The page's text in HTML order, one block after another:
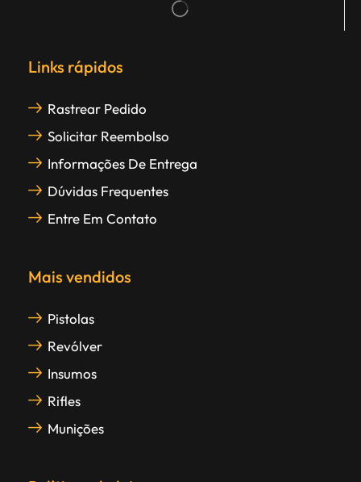
Links rápidos
Rastrear Pedido
Solicitar Reembolso
Informações De Entrega
Dúvidas Frequentes
Entre Em Contato
Mais vendidos
Pistolas
Revólver
Insumos
Rifles
Munições